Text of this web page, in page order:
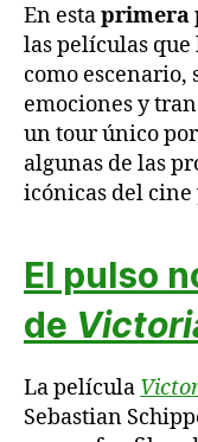
En estaprimera
las películas
como escenario,
emociones y
un tour único
algunas de las
icónicas del
El pulso
de
La película
Sebastian